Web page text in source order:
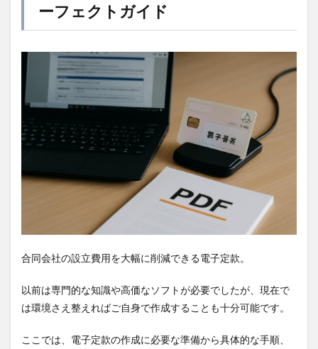
ーフェクトガイド
合同会社の設立費用を大幅に削減できる電子定款。
以前は専門的な知識や高価なソフトが必要でしたが、現在で
は環境さえ整えればご自身で作成することも十分可能です。
ここでは、電子定款の作成に必要な準備から具体的な手順、